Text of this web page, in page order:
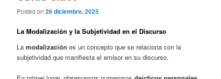
Posted on26 diciembre, 2025
La Modalización y la Subjetividad en el Discurso
Lamodalización es un concepto que se relaciona con la
subjetividad que manifiesta el emisor en su discurso.